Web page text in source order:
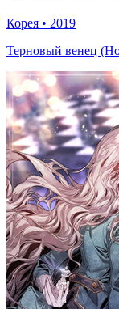
Корея • 2019
Терновый венец